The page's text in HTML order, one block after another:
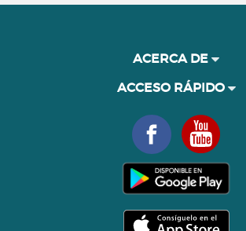
ACERCA DE
ACCESO RÁPIDO